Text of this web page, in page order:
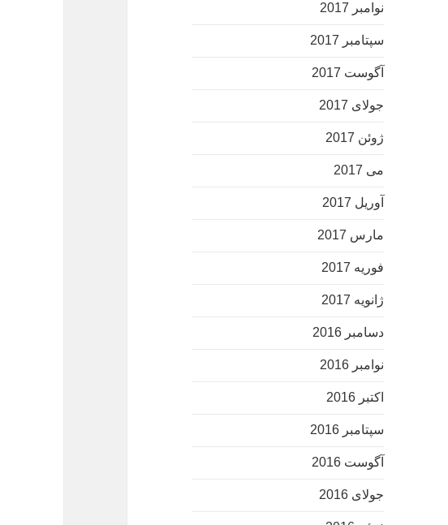
نوامبر 2017
سپتامبر 2017
آگوست 2017
جولای 2017
ژوئن 2017
می 2017
آوریل 2017
مارس 2017
فوریه 2017
ژانویه 2017
دسامبر 2016
نوامبر 2016
اکتبر 2016
سپتامبر 2016
آگوست 2016
جولای 2016